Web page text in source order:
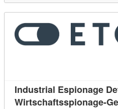
Industrial Espionage
Wirtschaftsspionage-